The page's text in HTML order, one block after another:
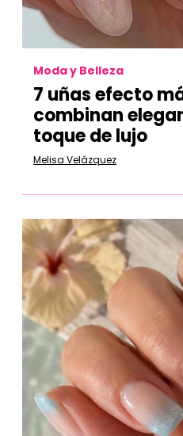
Moda y Belleza
7 uñas efecto
combinan
toque de lujo
Melisa Velázquez